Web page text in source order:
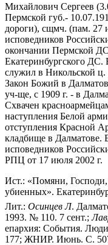
Михайлович Сергеев
Пермской губ.-
дороги), сщмч. (пам. 27
исповедников
окончании Пермской ДС
Екатеринбургского ДС.
служил в Никольской ц.
Закон Божий в
уч-ще, с 1909 г. - в
Схвачен
наступления Белой
отступления Красной
кладбище в Далматове.
исповедников
РПЦ от 17 июля 2002 г.
Ист.: «Помяни,
убиенных».
Лит.: Осинцев Л.
1993. № 110. 7 сент.;
епархия: События.
177; ЖНИР. Июнь. С.